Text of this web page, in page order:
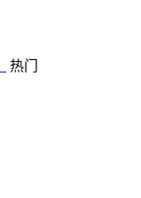
热门